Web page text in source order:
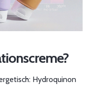
Hydroquinon